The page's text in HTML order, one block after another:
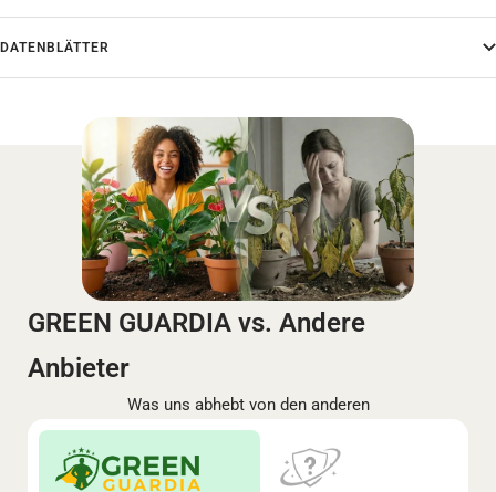
DATENBLÄTTER
GREEN GUARDIA vs. Andere
Anbieter
Was uns abhebt von den anderen